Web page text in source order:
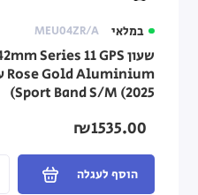
במלאי MEU04ZR/A
Sport Band S/M (2025)
₪1535.00
הוסף לעגלה